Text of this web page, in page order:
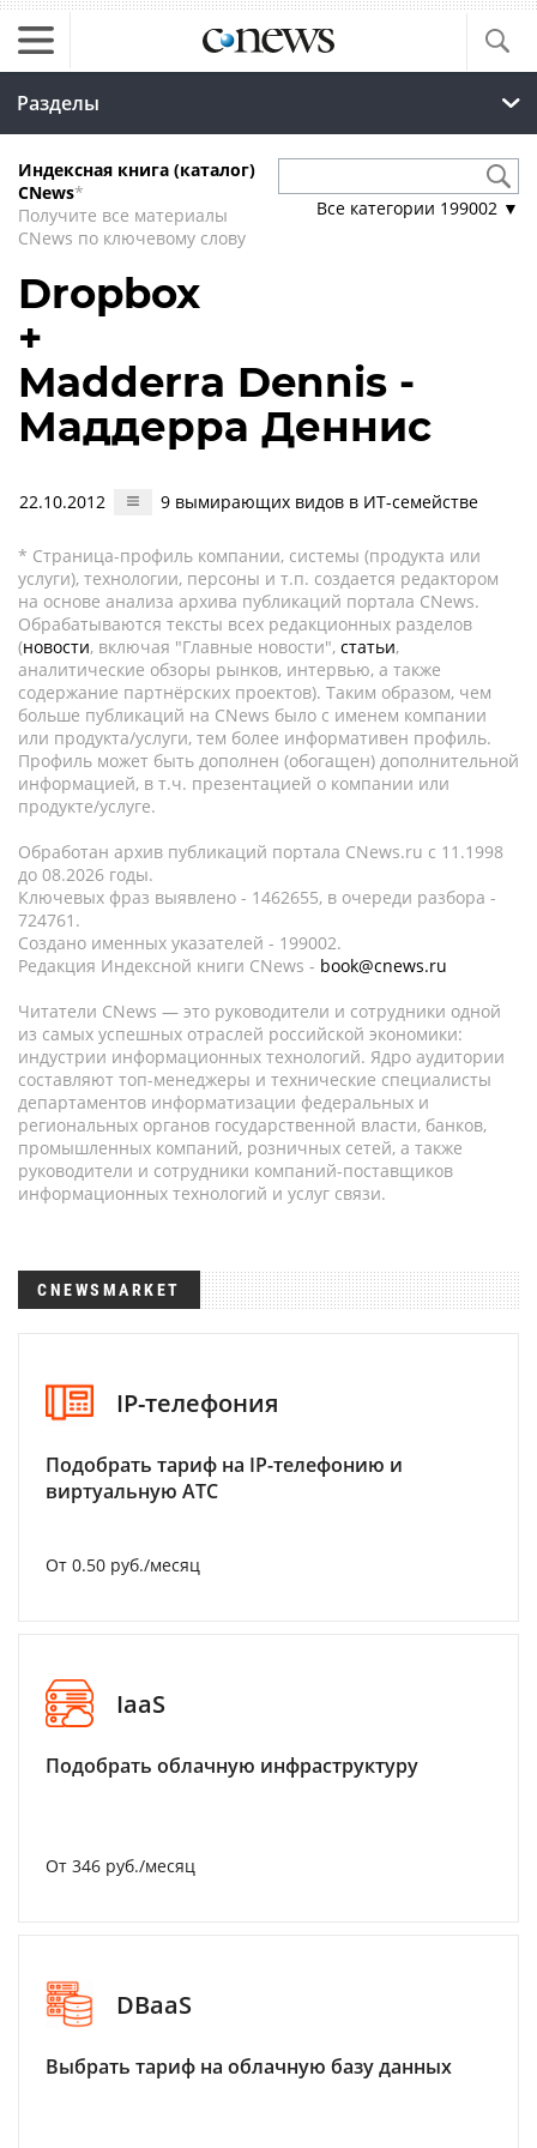
Разделы
Индексная книга (каталог)
CNews*
Получите все материалы
CNews по ключевому слову
Все категории 199002 ▼
Dropbox
+
Madderra Dennis -
Маддерра Деннис
22.10.2012 9 вымирающих видов в ИТ-семействе
* Страница-профиль компании, системы (продукта или
услуги), технологии, персоны и т.п. создается редактором
на основе анализа архива публикаций портала CNews.
Обрабатываются тексты всех редакционных разделов
(новости, включая "Главные новости", статьи,
аналитические обзоры рынков, интервью, а также
содержание партнёрских проектов). Таким образом, чем
больше публикаций на CNews было с именем компании
или продукта/услуги, тем более информативен профиль.
Профиль может быть дополнен (обогащен) дополнительной
информацией, в т.ч. презентацией о компании или
продукте/услуге.
Обработан архив публикаций портала CNews.ru c 11.1998
до 08.2026 годы.
Ключевых фраз выявлено - 1462655, в очереди разбора -
724761.
Создано именных указателей - 199002.
Редакция Индексной книги CNews - book@cnews.ru
Читатели CNews — это руководители и сотрудники одной
из самых успешных отраслей российской экономики:
индустрии информационных технологий. Ядро аудитории
составляют топ-менеджеры и технические специалисты
департаментов информатизации федеральных и
региональных органов государственной власти, банков,
промышленных компаний, розничных сетей, а также
руководители и сотрудники компаний-поставщиков
информационных технологий и услуг связи.
CNEWSMARKET
IP-телефония
Подобрать тариф на IP-телефонию и
виртуальную АТС
От 0.50 руб./месяц
IaaS
Подобрать облачную инфраструктуру
От 346 руб./месяц
DBaaS
Выбрать тариф на облачную базу данных